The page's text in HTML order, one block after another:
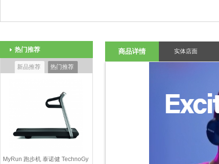
热门推荐
新品推荐 热门推荐
MyRun 跑步机 泰诺健 TechnoGy
商品详情 实体店面